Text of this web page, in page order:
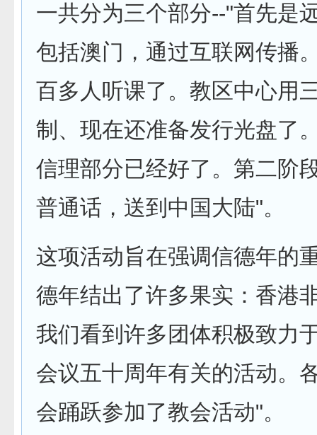
一共分为三个部分--"首先是
包括澳门，通过互联网传播
百多人听课了。教区中心用
制、现在还准备发行光盘了
信理部分已经好了。第二阶
普通话，送到中国大陆"。
这项活动旨在强调信德年的
德年结出了许多果实：香港
我们看到许多团体积极致力
会议五十周年有关的活动。
会踊跃参加了教会活动"。